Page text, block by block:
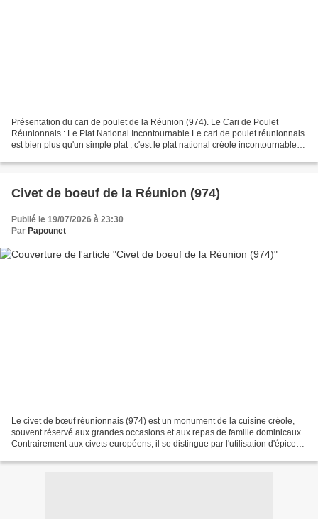
Présentation du cari de poulet de la Réunion (974). Le Cari de Poulet
Réunionnais : Le Plat National Incontournable Le cari de poulet réunionnais
est bien plus qu'un simple plat ; c'est le plat national créole incontournable. Il
Civet de boeuf de la Réunion (974)
Publié le 19/07/2026 à 23:30
Par Papounet
Le civet de bœuf réunionnais (974) est un monument de la cuisine créole,
souvent réservé aux grandes occasions et aux repas de famille dominicaux.
Contrairement aux civets européens, il se distingue par l'utilisation d'épices